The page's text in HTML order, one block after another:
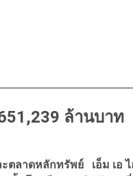
ล้านบาท
ตลาดหลักทรัพย์ เอ็ม เอ ไ